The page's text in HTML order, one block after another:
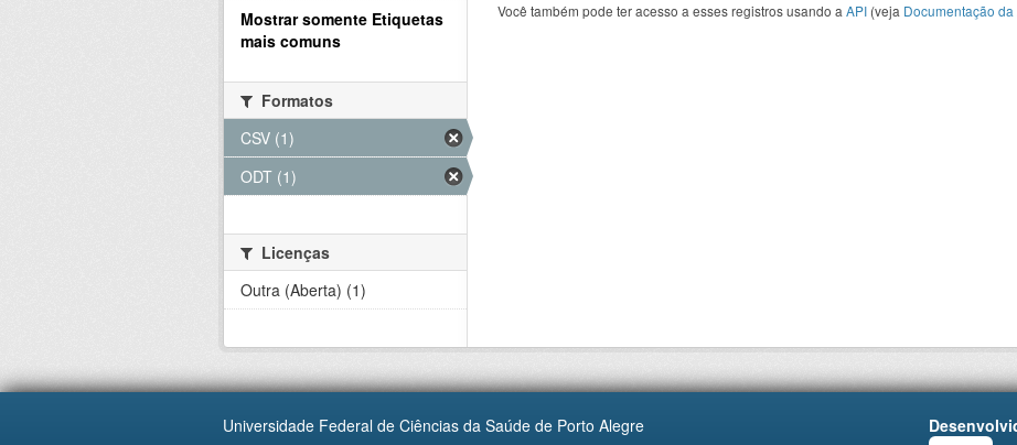
Você também pode ter acesso a esses registros usando a API (veja Documentação da
Mostrar somente Etiquetas
mais comuns
Formatos
CSV (1)
ODT (1)
Licenças
Outra (Aberta) (1)
Universidade Federal de Ciências da Saúde de Porto Alegre